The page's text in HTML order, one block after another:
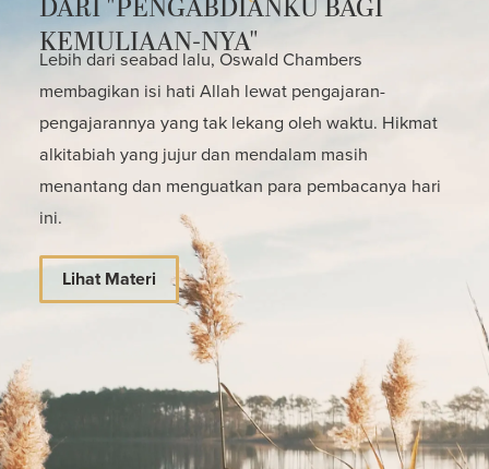
DARI "PENGABDIANKU BAGI
KEMULIAAN-NYA"
Lebih dari seabad lalu, Oswald Chambers
membagikan isi hati Allah lewat pengajaran-
pengajarannya yang tak lekang oleh waktu. Hikmat
alkitabiah yang jujur dan mendalam masih
menantang dan menguatkan para pembacanya hari
ini.
Lihat Materi